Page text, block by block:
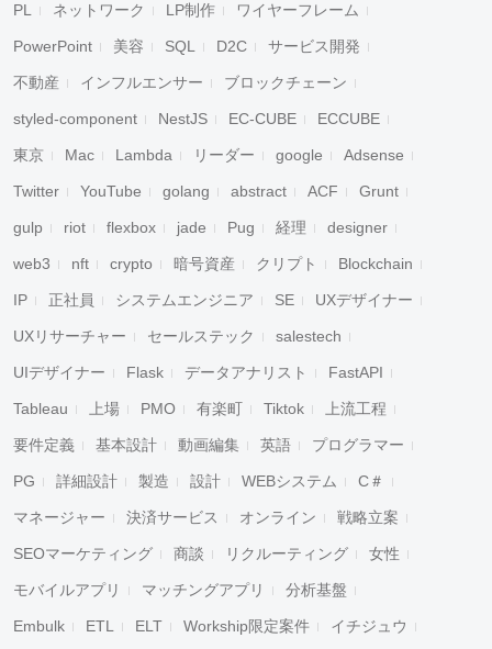
PL ネットワーク LP制作 ワイヤーフレーム
PowerPoint 美容 SQL D2C サービス開発
不動産 インフルエンサー ブロックチェーン
styled-component NestJS EC-CUBE ECCUBE
東京 Mac Lambda リーダー google Adsense
Twitter YouTube golang abstract ACF Grunt
gulp riot flexbox jade Pug 経理 designer
web3 nft crypto 暗号資産 クリプト Blockchain
IP 正社員 システムエンジニア SE UXデザイナー
UXリサーチャー セールステック salestech
UIデザイナー Flask データアナリスト FastAPI
Tableau 上場 PMO 有楽町 Tiktok 上流工程
要件定義 基本設計 動画編集 英語 プログラマー
PG 詳細設計 製造 設計 WEBシステム C＃
マネージャー 決済サービス オンライン 戦略立案
SEOマーケティング 商談 リクルーティング 女性
モバイルアプリ マッチングアプリ 分析基盤
Embulk ETL ELT Workship限定案件 イチジュウ